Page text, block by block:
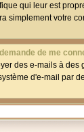
qui leur est
simplement votre
de me
des e-mails à
d'e-mail par